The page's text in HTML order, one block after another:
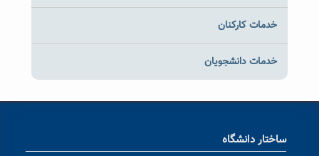
خدمات کارکنان
خدمات دانشجویان
ساختار دانشگاه